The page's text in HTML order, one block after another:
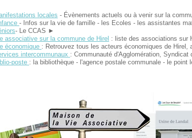
locales - Évènements actuels ou à venir sur la
- Infos sur la vie de famille - les Ecoles - les assistantes
- Le CCAS ►
associative sur la commune de Hirel : liste des associations sur
économique : Retrouvez tous les acteurs économiques de
intercommunaux : Communauté d'Agglomération,
poste : la bibliothèque - l'agence postale communale - le point